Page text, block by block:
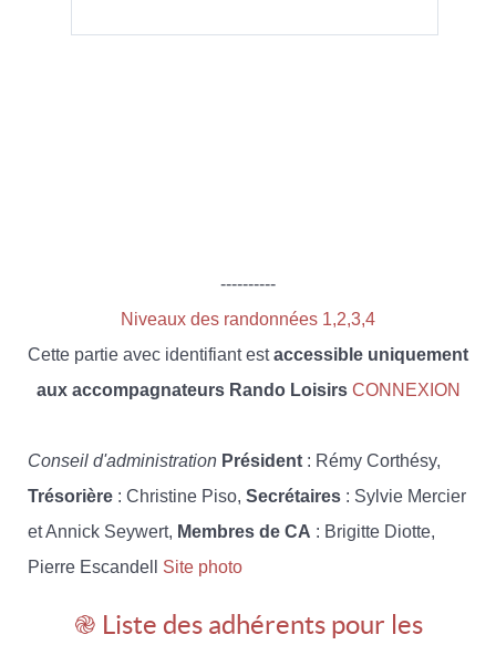
----------
Niveaux des randonnées 1,2,3,4
Cette partie avec identifiant estaccessible uniquement
aux accompagnateurs Rando Loisirs CONNEXION
Conseil d'administration Président : Rémy Corthésy,
Trésorière : Christine Piso, Secrétaires : Sylvie Mercier
et Annick Seywert, Membres de CA : Brigitte Diotte,
Pierre Escandell Site photo
֎ Liste des adhérents pour les